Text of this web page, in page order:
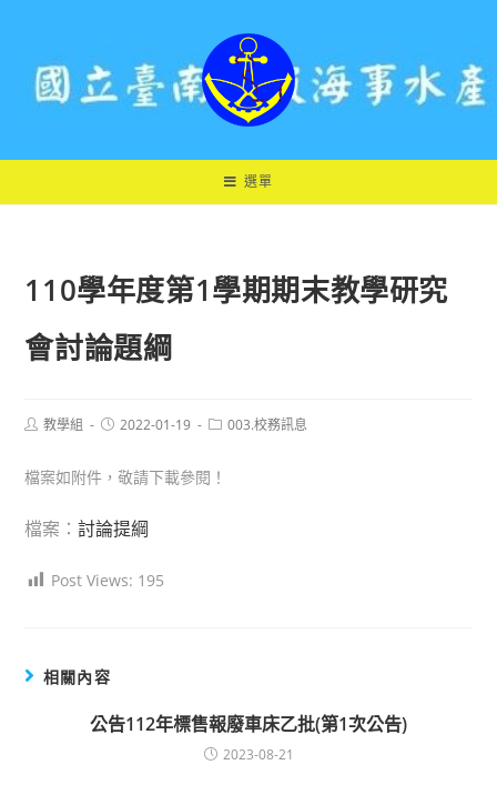
選單
110學年度第1學期期末教學研究
會討論題綱
Post教學組
Post2022-01-19
Post003.校務訊息
檔案如附件，敬請下載參閱！
檔案：討論提綱
Post Views: 195
相關內容
公告112年標售報廢車床乙批(第1次公告)
2023-08-21